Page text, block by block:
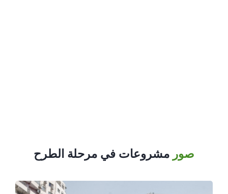
صورمشروعات في مرحلة الطرح